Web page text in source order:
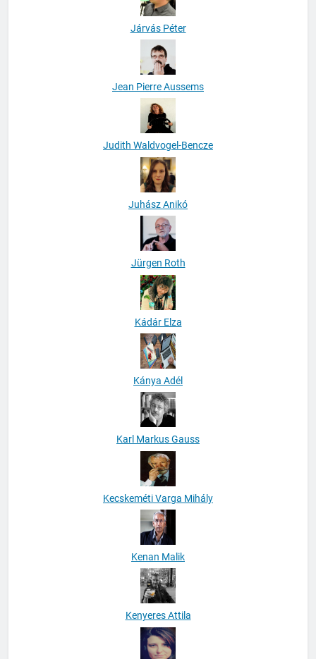
Járvás Péter
Jean Pierre Aussems
Judith Waldvogel-Bencze
Juhász Anikó
Jürgen Roth
Kádár Elza
Kánya Adél
Karl Markus Gauss
Kecskeméti Varga Mihály
Kenan Malik
Kenyeres Attila